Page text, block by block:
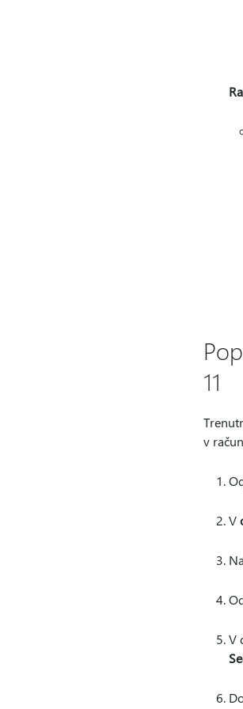
11
v
V
V